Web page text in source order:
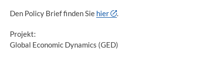
Den Policy Brief finden Sie hier .
Projekt:
Global Economic Dynamics (GED)